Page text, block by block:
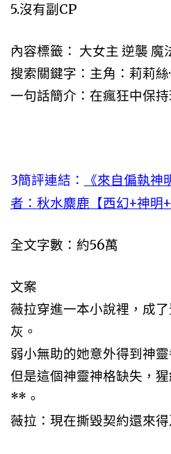
5.沒有副CP
內容標籤： 大女主 逆襲 魔
搜索關鍵字：主角：莉莉絲
一句話簡介：在瘋狂中保
3簡評連結：
《來自偏執
者：秋水麋鹿【西幻+神明+
全文字數：約56萬
文案
薇拉穿進一本小說裡，成
灰。
弱小無助的她意外得到神
但是這個神靈神格缺失，
**。
薇拉：現在撕毀契約還來得